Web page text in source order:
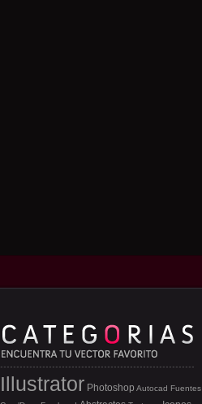
Illustrator Photoshop Autocad Fuentes